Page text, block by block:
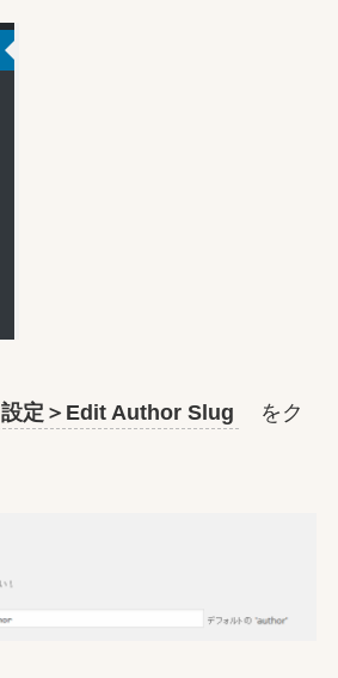
設定＞Edit Author Slug
をク